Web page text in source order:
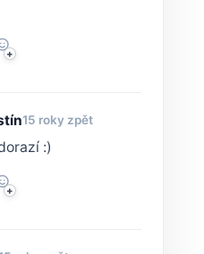
15 roky zpět
:)